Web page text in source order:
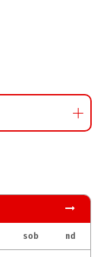
sob nd